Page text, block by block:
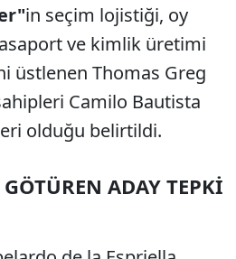
in seçim lojistiği, oy
ve kimlik üretimi
üstlenen Thomas Greg
Camilo Bautista
olduğu belirtildi.
ADAY TEPKİ